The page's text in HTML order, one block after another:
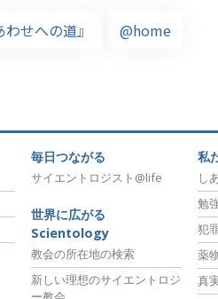
わせへの道』 @home
毎日つながる
サイエントロジスト@life
世界に広がる
Scientology
教会の所在地の検索
新しい理想のサイエントロジ
私
し
勉
犯
薬
真